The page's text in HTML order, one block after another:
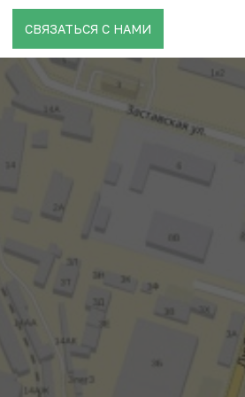
СВЯЗАТЬСЯ С НАМИ